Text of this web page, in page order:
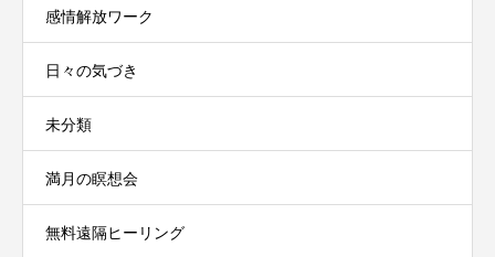
感情解放ワーク
日々の気づき
未分類
満月の瞑想会
無料遠隔ヒーリング